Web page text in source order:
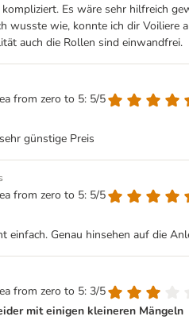
Es wäre sehr hilfreich
wusste wie, konnte ich dir
auch die Rollen sind einwandfrei.
from zero to 5: 5/5
günstige Preis
from zero to 5: 5/5
einfach. Genau hinsehen auf die
from zero to 5: 3/5
mit einigen kleineren Mängeln